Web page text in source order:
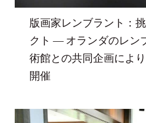
版画家レンブラント：
クト ― オランダのレン
術館との共同企画によ
開催